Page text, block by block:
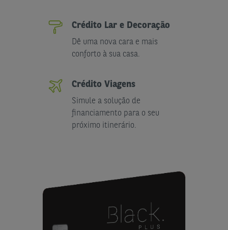
Crédito Lar e Decoração
Dê uma nova cara e mais
conforto à sua casa.
Crédito Viagens
Simule a solução de
financiamento para o seu
próximo itinerário.